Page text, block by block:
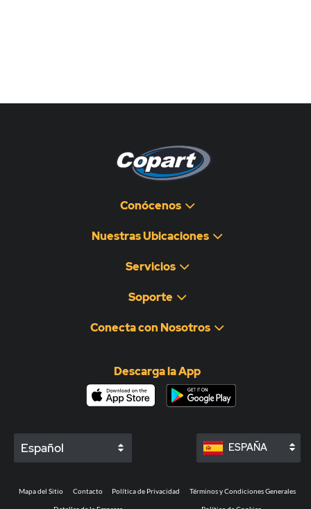
Conócenos
Nuestras Ubicaciones
Servicios
Soporte
Conecta con Nosotros
Descarga la App
Español ESPAÑA
Mapa del Sitio Contacto Política de Privacidad Términos y Condiciones Generales